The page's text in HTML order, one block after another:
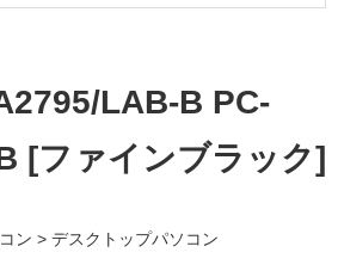
LAB-B PC-
[ファインブラック]
ン > デスクトップパソコン